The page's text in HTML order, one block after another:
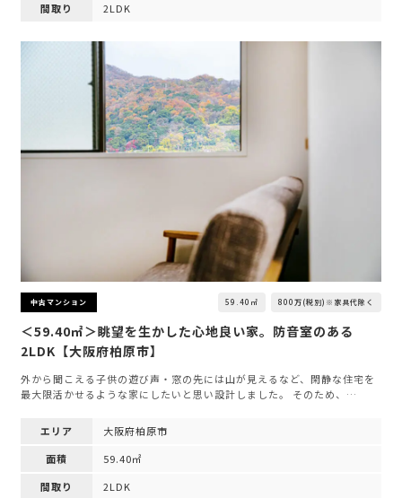
間取り
2LDK
中古マンション 59.40㎡ 800万(税別)※家具代除く
＜59.40㎡＞眺望を生かした心地良い家。防音室のある
2LDK【大阪府柏原市】
外から聞こえる子供の遊び声・窓の先には山が見えるなど、閑静な住宅を
最大限活かせるような家にしたいと思い設計しました。 そのため、…
エリア
大阪府柏原市
面積
59.40㎡
間取り
2LDK